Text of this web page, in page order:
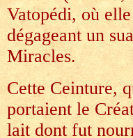
Vatopédi, où
dégageant un
Miracles.
Cette Ceinture,
portaient le
lait dont fut